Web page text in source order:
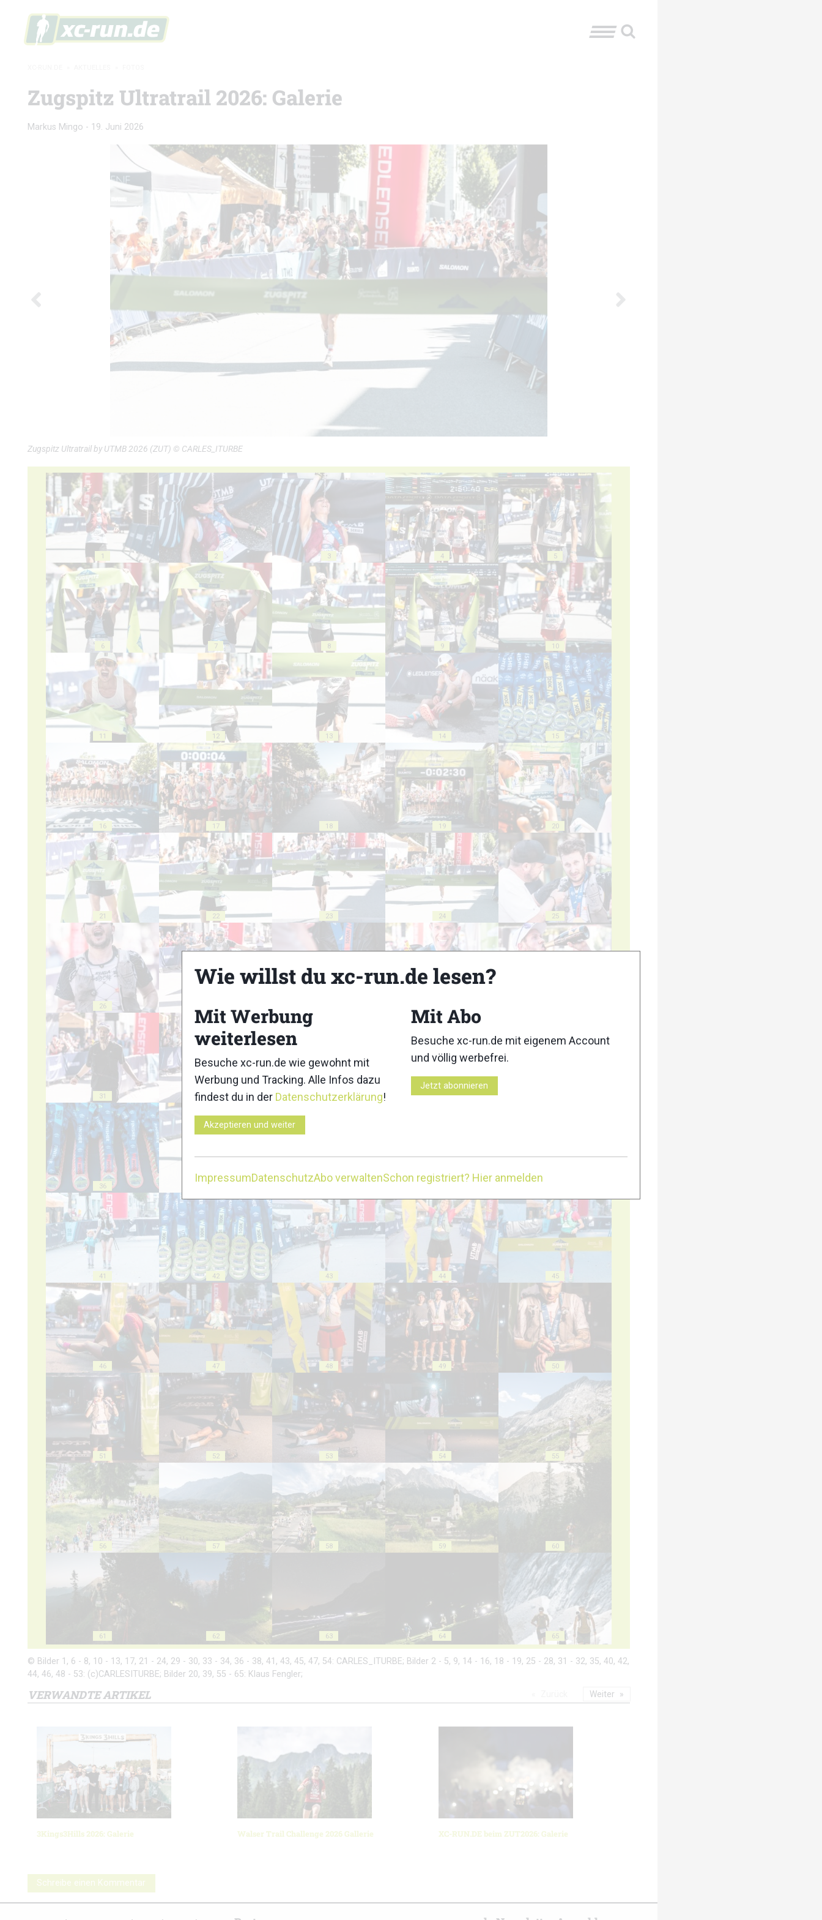
Zugspitz Ultratrail 2026: Galerie
Markus Mingo - 19. Juni 2026
Zugspitz Ultratrail by UTMB 2026 (ZUT) © CARLES_ITURBE
1 2 3 4 5
6 7 8 9 10
11 12 13 14 15
16 17 18 19 20
21 22 23 24 25
26
31 32 33 34
36
41 42 43 44 45
46 47 48 49 50
51 52 53 54 55
56 57 58 59 60
61 62 63 64 65
© Bilder 1, 6 - 8, 10 - 13, 17, 21 - 24, 29 - 30, 33 - 34, 36 - 38, 41, 43, 45, 47, 54: CARLES_ITURBE; Bilder 2 - 5, 9, 14 - 16, 18 - 19, 25 - 28, 31 - 32, 35, 40, 42,
44, 46, 48 - 53: (c)CARLESITURBE; Bilder 20, 39, 55 - 65: Klaus Fengler;
VERWANDTE ARTIKEL
3Kings3Hills 2026: Galerie Walser Trail Challenge 2026 Gallerie XC-RUN.DE beim ZUT2026: Galerie
Weiter
Schreibe einen Kommentar
Wie willst du xc-run.de lesen?
Mit Werbung
weiterlesen
Besuche xc-run.de wie gewohnt mit
Werbung und Tracking. Alle Infos dazu
findest du in der Datenschutzerklärung!
Akzeptieren und weiter
Mit Abo
Besuche xc-run.de mit eigenem Account
und völlig werbefrei.
Jetzt abonnieren
ImpressumDatenschutzAbo verwaltenSchon registriert? Hier anmelden